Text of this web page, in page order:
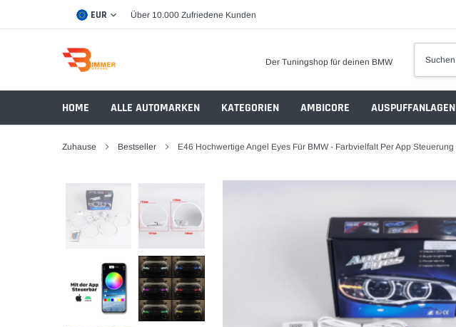
EUR Über 10.000 Zufriedene Kunden
Der Tuningshop für deinen BMW
HOME ALLE AUTOMARKEN KATEGORIEN AMBICORE AUSPUFFANLAGEN
Zuhause Bestseller E46 Hochwertige Angel Eyes Für BMW - Farbvielfalt Per App Steuerung